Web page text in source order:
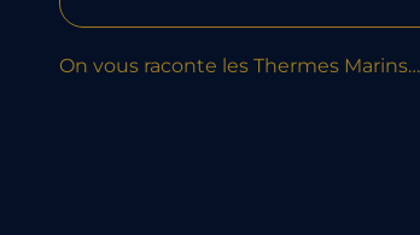
On vous raconte les Thermes Marins…